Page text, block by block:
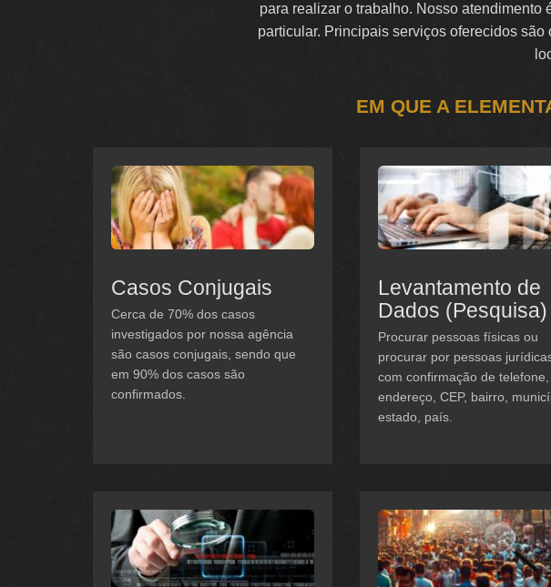
para realizar o trabalho. Nosso
particular. Principais serviços oferecidos
EM QUE A
Casos Conjugais
Cerca de 70% dos casos
investigados por nossa agência
são casos conjugais, sendo que
em 90% dos casos são
confirmados.
Levantamento de
Dados (Pesquisa)
Procurar pessoas físicas ou
procurar por pessoas
com confirmação de telefone,
endereço, CEP, bairro,
estado, país.